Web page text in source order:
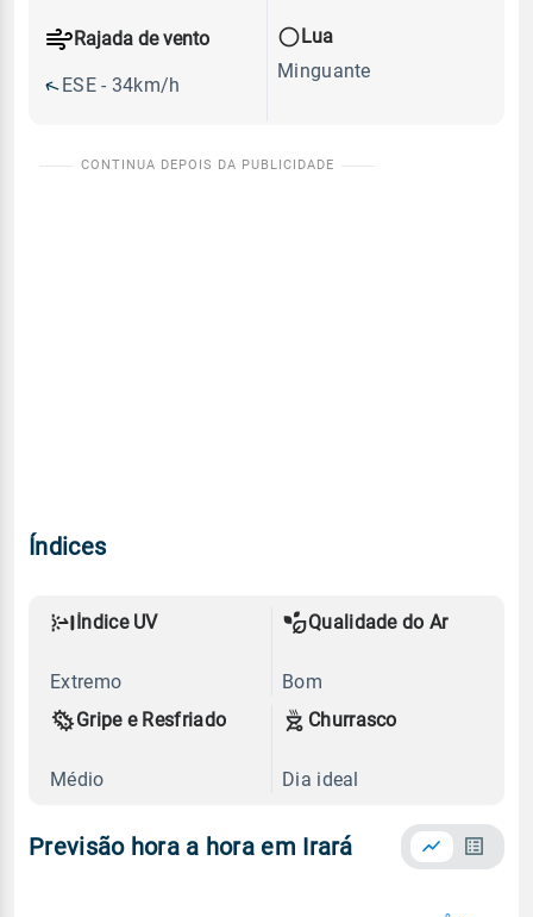
Rajada de vento
ESE - 34km/h
Lua
Minguante
Índices
Índice UV
Extremo
Qualidade do Ar
Bom
Gripe e Resfriado
Médio
Churrasco
Dia ideal
Previsão hora a hora em Irará